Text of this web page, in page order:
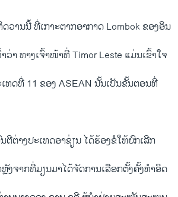
ວານນີ້ ທີ່ເກາະຕາກ​ອາກາດ Lombok ຂອງ​ອິນ​
ວ່າ ທາງເຈົ້າໜ້າທີ່ Timor Leste ແມ່ນເຂົ້າໃຈ
ທດທີ່ 11 ຂອງ ASEAN ນັ້ນເປັນຂັ້ນຕອນທີ່​
ຕ່າງປະເທດອາ​ຊ່ຽນ ໄດ້ຮ້ອງຂໍໃຫ້ຍົກເລີກ
ງຈາກທີ່ມຽນມາໄດ້ຈັດການເລືອກຕັ້ງຄັ້ງທໍາອິດ